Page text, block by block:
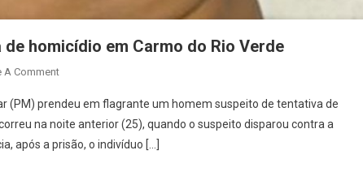
homicídio em Carmo do Rio Verde
A CommentOn
É
Preso
Suspeito
(PM) prendeu em flagrante um homem suspeito de tentativa de
na noite anterior (25), quando o suspeito disparou contra a
após a prisão, o indivíduo […]